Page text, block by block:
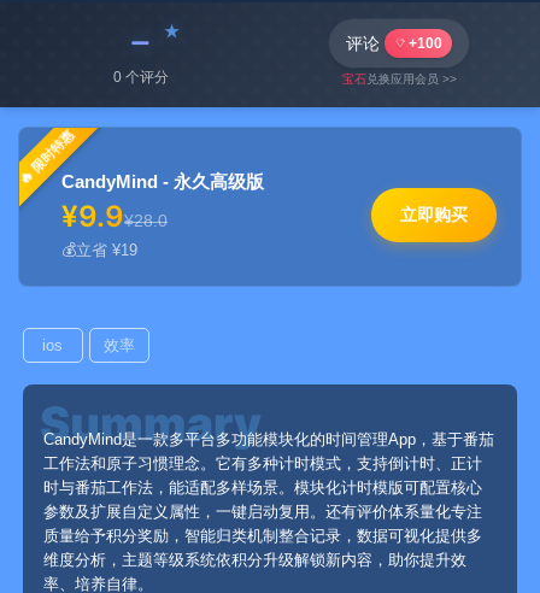
﹣
0 个评分
评论 +100
宝石兑换应用会员 >>
限时特惠
CandyMind - 永久高级版
¥9.9¥28.0
立省 ¥19
立即购买
ios 效率
CandyMind是一款多平台多功能模块化的时间管理App，基于番茄
工作法和原子习惯理念。它有多种计时模式，支持倒计时、正计
时与番茄工作法，能适配多样场景。模块化计时模版可配置核心
参数及扩展自定义属性，一键启动复用。还有评价体系量化专注
质量给予积分奖励，智能归类机制整合记录，数据可视化提供多
维度分析，主题等级系统依积分升级解锁新内容，助你提升效
率、培养自律。